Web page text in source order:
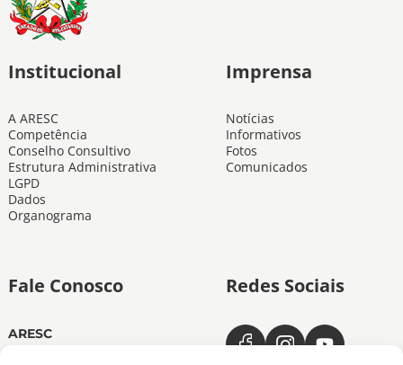
Institucional
A ARESC
Competência
Conselho Consultivo
Estrutura Administrativa
LGPD
Dados
Organograma
Imprensa
Notícias
Informativos
Fotos
Comunicados
Fale Conosco
ARESC
Redes Sociais